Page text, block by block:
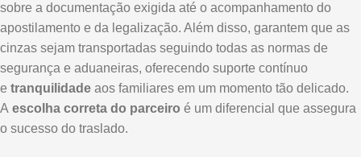
sobre a documentação exigida até o acompanhamento do
apostilamento e da legalização. Além disso, garantem que as
cinzas sejam transportadas seguindo todas as normas de
segurança e aduaneiras, oferecendo suporte contínuo
e tranquilidade aos familiares em um momento tão delicado.
A escolha correta do parceiro é um diferencial que assegura
o sucesso do traslado.